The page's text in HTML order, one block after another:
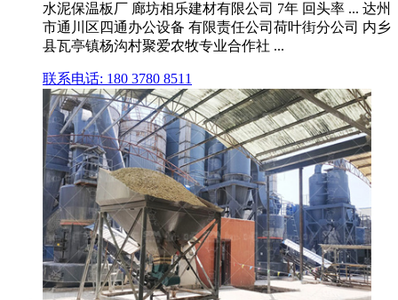
水泥保温板厂 廊坊相乐建材有限公司 7年 回头率 ... 达州
市通川区四通办公设备 有限责任公司荷叶街分公司 内乡
县瓦亭镇杨沟村聚爱农牧专业合作社 ...
联系电话: 180 3780 8511